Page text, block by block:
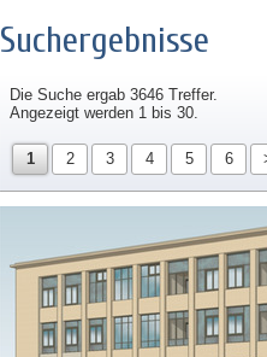
Suchergebnisse
Die Suche ergab 3646 Treffer.
Angezeigt werden 1 bis 30.
1 2 3 4 5 6